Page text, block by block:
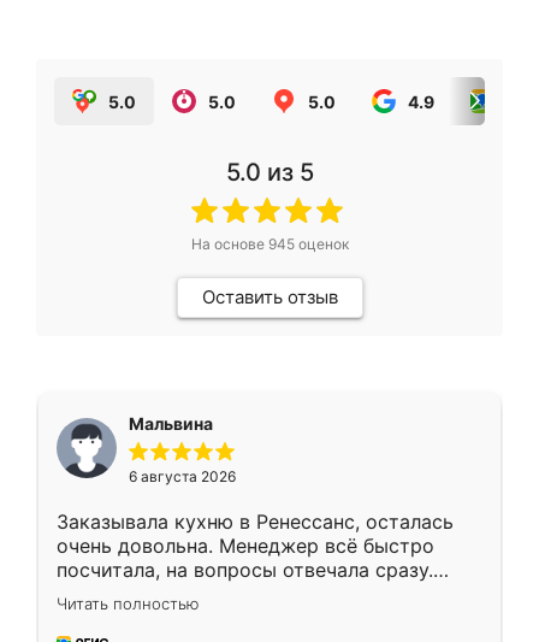
5.0 5.0 5.0 4.9
5.0 из 5
На основе 945оценок
Оставить отзыв
Мальвина
6 августа 2026
Заказывала кухню в Ренессанс, осталась
очень довольна. Менеджер всё быстро
посчитала, на вопросы отвечала сразу.
Замерщик приехал в субботу, подошёл к
делу со всей ответственностью. Собрали
Читать полностью